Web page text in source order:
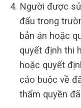
Người được
đấu trong
bản án hoặc
quyết định thi
hoặc quyết
cáo buộc về
thẩm quyền